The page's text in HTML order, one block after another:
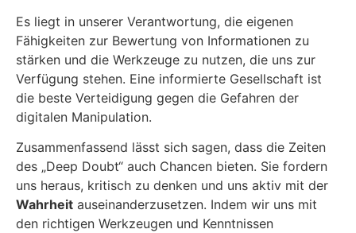
Es liegt in unserer Verantwortung, die eigenen
Fähigkeiten zur Bewertung von Informationen zu
stärken und die Werkzeuge zu nutzen, die uns zur
Verfügung stehen. Eine informierte Gesellschaft ist
die beste Verteidigung gegen die Gefahren der
digitalen Manipulation.
Zusammenfassend lässt sich sagen, dass die Zeiten
des „Deep Doubt“ auch Chancen bieten. Sie fordern
uns heraus, kritisch zu denken und uns aktiv mit der
Wahrheit auseinanderzusetzen. Indem wir uns mit
den richtigen Werkzeugen und Kenntnissen